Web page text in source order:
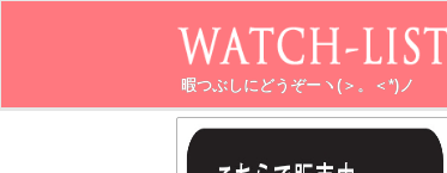
暇つぶしにどうぞーヽ(＞。＜*)ノ